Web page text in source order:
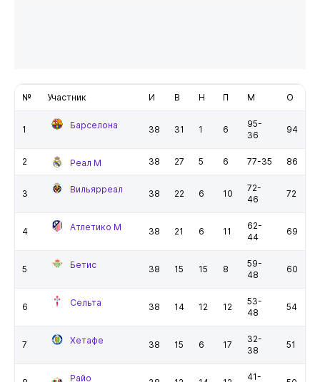
№ Участник И В Н П М О
1 Барселона 38 31 1 6
95-
36
94
2 Реал М 38 27 5 6 77-35 86
3 Вильярреал 38 22 6 10
72-
46
72
4 Атлетико М 38 21 6 11
62-
44
69
5 Бетис 38 15 15 8
59-
48
60
6 Сельта 38 14 12 12
53-
48
54
7 Хетафе 38 15 6 17
32-
38
51
Райо 41-